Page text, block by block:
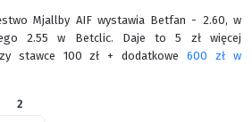
Mjallby AIF wystawia Betfan - 2.60, w
2.55 w Betclic. Daje to 5 zł więcej
stawce 100 zł + dodatkowe600 zł w
2